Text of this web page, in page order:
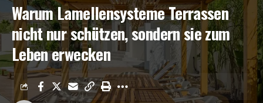
Warum Lamellensysteme Terrassen
nicht nur schützen, sondern sie zum
Leben erwecken